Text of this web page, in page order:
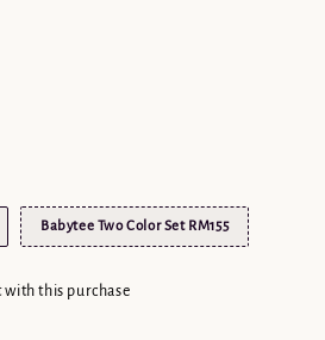
Babytee Two Color Set RM155
with this purchase